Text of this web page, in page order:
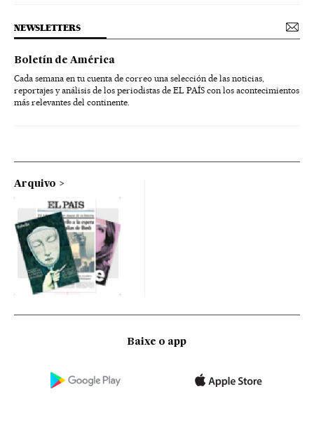
NEWSLETTERS
Boletín de América
Cada semana en tu cuenta de correo una selección de las noticias,
reportajes y análisis de los periodistas de EL PAÍS con los acontecimientos
más relevantes del continente.
Arquivo
Baixe o app